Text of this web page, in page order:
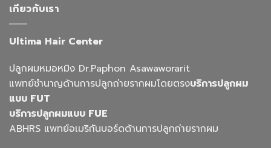
เกียวกับเรา
Ultima Hair Center
ปลูกผมหมอหมิง Dr.Paphon Asawaworarit
แพทย์ชำนาญด้านการปลูกถ่ายรากผมโดยตรงบริการปลูกผม
แบบ FUT
บริการปลูกผมแบบ FUE
ABHRS แพทย์อเมริกันบอร์ดด้านการปลูกถ่ายรากผม